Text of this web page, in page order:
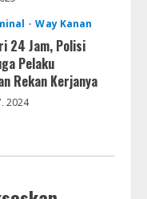
Way Kanan
24 Jam, Polisi
Pelaku
Rekan Kerjanya
2024